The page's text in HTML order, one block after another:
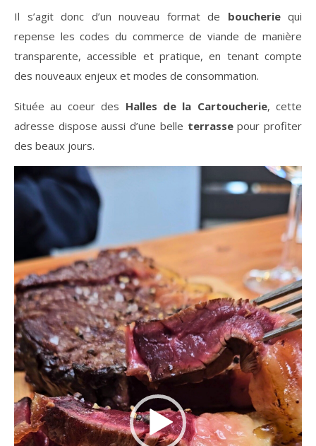
Il s’agit donc d’un nouveau format de boucheriequi
repense les codes du commerce de viande de manière
transparente, accessible et pratique, en tenant compte
des nouveaux enjeux et modes de consommation.
Située au coeur des Halles de la Cartoucherie, cette
adresse dispose aussi d’une belle terrassepour profiter
des beaux jours.
Lecteur
vidéo